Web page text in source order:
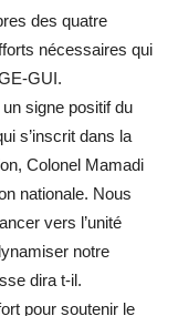
des quatre
nécessaires qui
GUI.
signe positif du
s’inscrit dans la
Colonel Mamadi
nationale. Nous
vers l’unité
notre
dira t-il.
pour soutenir le